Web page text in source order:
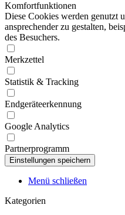
Komfortfunktionen
Diese Cookies werden genutzt
ansprechender zu gestalten,
des Besuchers.
Merkzettel
Statistik & Tracking
Endgeräteerkennung
Google Analytics
Partnerprogramm
Menü schließen
Kategorien